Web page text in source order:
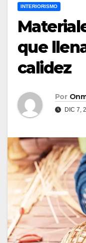
INTERIORISMO
que
calidez
Por
DIC 7,